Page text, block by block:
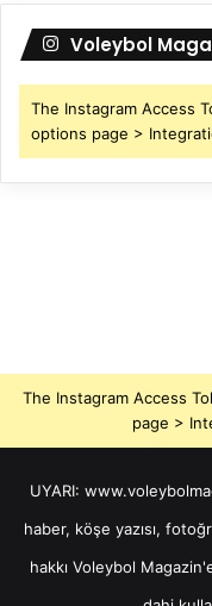
Voleybol
The Instagram Access
options page >
The Instagram Access
page >
UYARI:
haber, köşe yazısı,
hakkı Voleybol